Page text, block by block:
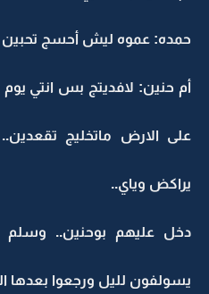
حمده: عموه ليش أحسج تحبين
أم حنين: لافديتج بس انتي
على الارض ماتخليج
يراكض وياي..
دخل عليهم بوحنين.. وسلم
يسولفون لليل ورجعوا بعدها